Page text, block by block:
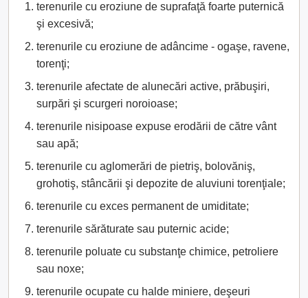
terenurile cu eroziune de suprafaţă foarte puternică
şi excesivă;
terenurile cu eroziune de adâncime - ogaşe, ravene,
torenţi;
terenurile afectate de alunecări active, prăbuşiri,
surpări şi scurgeri noroioase;
terenurile nisipoase expuse erodării de către vânt
sau apă;
terenurile cu aglomerări de pietriş, bolovăniş,
grohotiş, stâncării şi depozite de aluviuni torenţiale;
terenurile cu exces permanent de umiditate;
terenurile sărăturate sau puternic acide;
terenurile poluate cu substanţe chimice, petroliere
sau noxe;
terenurile ocupate cu halde miniere, deşeuri